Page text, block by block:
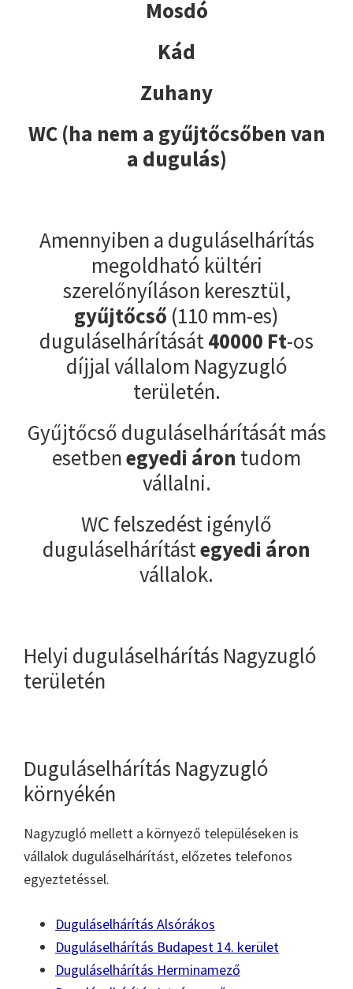
Mosdó
Kád
Zuhany
WC (ha nem a gyűjtőcsőben van
a dugulás)
Amennyiben a duguláselhárítás
megoldható kültéri
szerelőnyíláson keresztül,
gyűjtőcső (110 mm-es)
duguláselhárítását40000 Ft-os
díjjal vállalom Nagyzugló
területén.
Gyűjtőcső duguláselhárítását más
esetbenegyedi áron tudom
vállalni.
WC felszedést igénylő
duguláselhárítástegyedi áron
vállalok.
Helyi duguláselhárítás Nagyzugló
területén
Duguláselhárítás Nagyzugló
környékén
Nagyzugló mellett a környező településeken is
vállalok duguláselhárítást, előzetes telefonos
egyeztetéssel.
Duguláselhárítás Alsórákos
Duguláselhárítás Budapest 14. kerület
Duguláselhárítás Herminamező